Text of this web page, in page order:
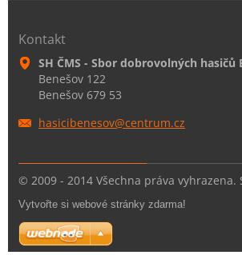
Kontakt
SH ČMS - Sbor dobrovolných hasičů
Benešov 122
Benešov 679 53
hasicibenesov@centrum.cz
© 2009 - 2014 Všechna práva vyhrazena.
Vytvořte si webové stránky zdarma!